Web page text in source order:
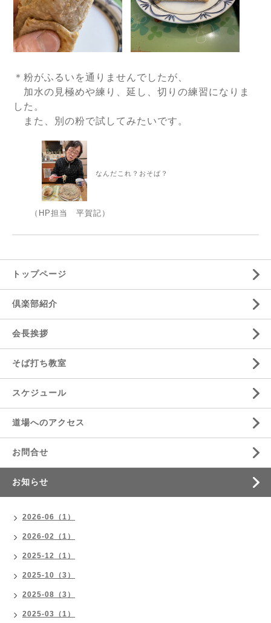
＊粉がふるいを通りませんでしたが、
加水の見極めや練り、延し、切りの練習になりま
した。
また、別の粉で試してみたいです。
なんだこれ？おそば？
（HP担当 平賀記）
トップページ
倶楽部紹介
会長挨拶
そば打ち教室
スケジュール
道場へのアクセス
お問合せ
お知らせ
2026-06（1）
2026-02（1）
2025-12（1）
2025-10（3）
2025-08（3）
2025-03（1）